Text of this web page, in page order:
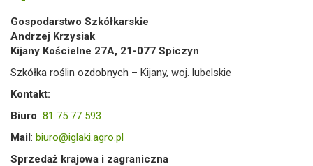
Gospodarstwo Szkółkarskie
Andrzej Krzysiak
Kijany Kościelne 27A, 21-077 Spiczyn
Szkółka roślin ozdobnych – Kijany, woj. lubelskie
Kontakt:
Biuro 81 75 77 593
Mail: biuro@iglaki.agro.pl
Sprzedaż krajowa i zagraniczna